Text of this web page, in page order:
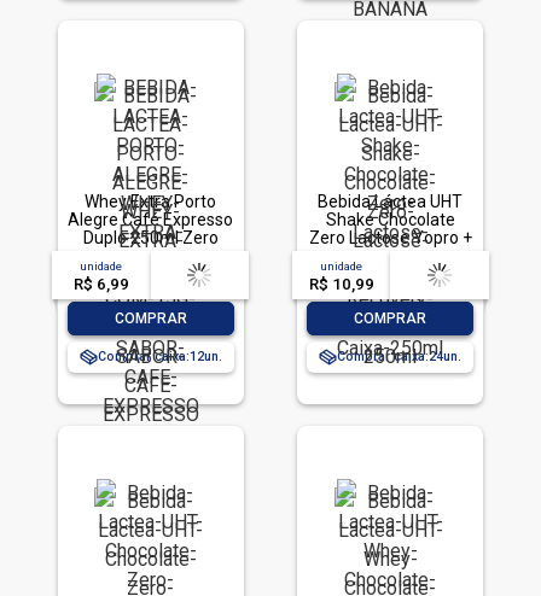
Whey Extra Porto
Alegre Café Expresso
Duplo 250ml Zero
Lactose
unidade
R$ 6,99
acima de
-- --,--un.
COMPRAR
Comprar caixa:12
Bebida Láctea UHT
Shake Chocolate
Zero Lactose Yopro +
Recovery Boost Caixa
unidade
R$ 10,99
acima de
-- --,--un.
COMPRAR
Comprar caixa:24